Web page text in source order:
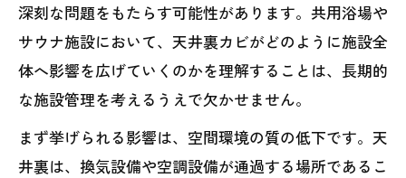
深刻な問題をもたらす可能性があります。共用浴場や
サウナ施設において、天井裏カビがどのように施設全
体へ影響を広げていくのかを理解することは、長期的
な施設管理を考えるうえで欠かせません。
まず挙げられる影響は、空間環境の質の低下です。天
井裏は、換気設備や空調設備が通過する場所であるこ